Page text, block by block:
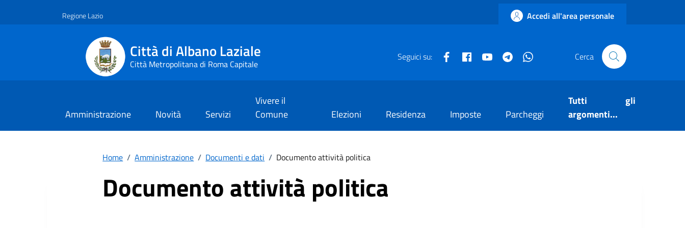
Regione Lazio Accedi all'area personale
Città di Albano Laziale
Città Metropolitana di Roma Capitale
Seguici su: Facebook istituzionale
Facebook museo civico
YouTube Telegram Cerca
Amministrazione Novità Servizi
Vivere il
Comune
Elezioni Residenza Imposte Parcheggi
Tutti gli
argomenti...
Home / Amministrazione / Documenti e dati / Documento attività politica
Documento attività politica